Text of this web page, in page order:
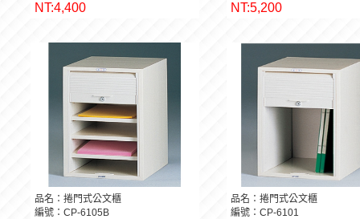
NT:4,400 NT:5,200
品名：捲門式公文櫃
編號：CP-6105B
品名：捲門式公文櫃
編號：CP-6101